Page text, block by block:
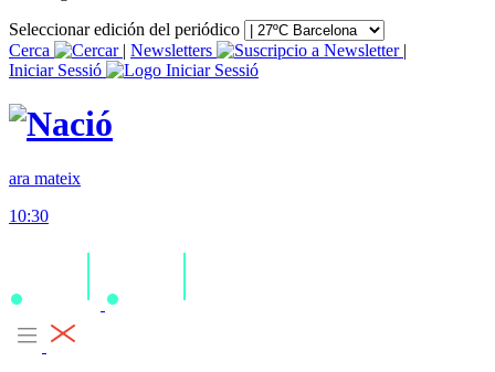
Seleccionar edición del periódico
Cerca
| Newsletters
|
Iniciar Sessió
ara mateix
10:30